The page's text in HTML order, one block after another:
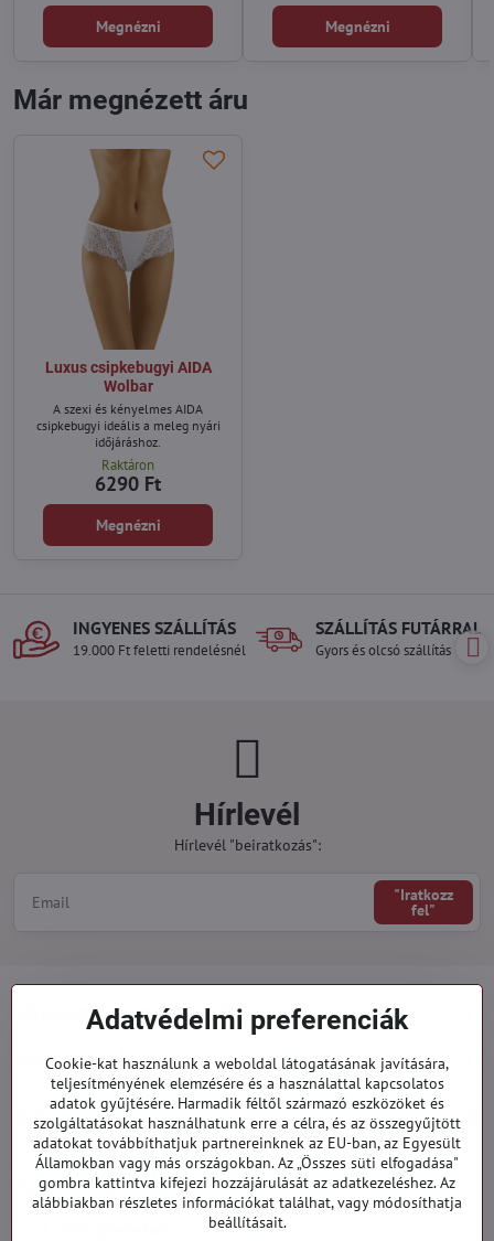
Megnézni Megnézni
Már megnézett áru
Luxus csipkebugyi AIDA
Wolbar
A szexi és kényelmes AIDA
csipkebugyi ideális a meleg nyári
időjáráshoz.
Raktáron
6290 Ft
Megnézni
INGYENES SZÁLLÍTÁS
19.000 Ft feletti rendelésnél
SZÁLLÍTÁS FUTÁRRAL
Gyors és olcsó szállítás
Hírlevél
Hírlevél "beiratkozás":
"Iratkozz
fel"
Minden a vásárlásról
Megrendelések
Kategóriák
919 060 751
Hétfő - Péntek: 09:00 - 15:00 hod.
Adatvédelmi preferenciák
Cookie-kat használunk a weboldal látogatásának javítására,
teljesítményének elemzésére és a használattal kapcsolatos
adatok gyűjtésére. Harmadik féltől származó eszközöket és
szolgáltatásokat használhatunk erre a célra, és az összegyűjtött
adatokat továbbíthatjuk partnereinknek az EU-ban, az Egyesült
Államokban vagy más országokban. Az „Összes süti elfogadása"
gombra kattintva kifejezi hozzájárulását az adatkezeléshez. Az
alábbiakban részletes információkat találhat, vagy módosíthatja
beállításait.